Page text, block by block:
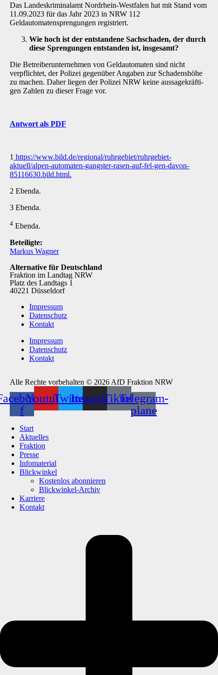
Das Landeskriminalamt Nordrhein-Westfalen hat mit Stand vom
11.09.2023 für das Jahr 2023 in NRW 112
Geldautomatensprengungen registriert.
Wie hoch ist der entstandene Sachschaden, der durch
diese Sprengungen entstanden ist, insgesamt?
Die Betreiberunternehmen von Geldautomaten sind nicht
verpflichtet, der Polizei gegenüber Angaben zur Schadenshöhe
zu machen. Daher liegen der Polizei NRW keine aussagekräfti­
gen Zahlen zu dieser Frage vor.
Antwort als PDF
1 https://www.bild.de/regional/ruhrgebiet/ruhrgebiet-
aktuell/alpen-automaten-gangster-rasen-auf-fel-gen-davon-
85116630.bild.html.
2 Ebenda.
3 Ebenda.
4 Ebenda.
Beteiligte:
Markus Wagner
Alternative für Deutschland
Fraktion im Landtag NRW
Platz des Landtags 1
40221 Düsseldorf
Impressum
Datenschutz
Kontakt
Impressum
Datenschutz
Kontakt
Alle Rechte vorbehalten © 2026 AfD Fraktion NRW
f
YoutubeTwitterInstagramTiktokTelegram-
plane
Start
Aktuelles
Fraktion
Presse
Infomaterial
Blickwinkel
Kostenlos abonnieren
Blickwinkel-Archiv
Karriere
Kontakt